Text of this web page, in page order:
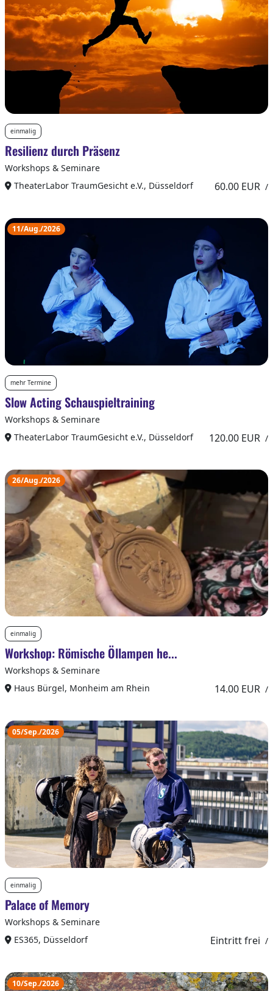
einmalig
Resilienz durch Präsenz
Workshops & Seminare
TheaterLabor TraumGesicht e.V., Düsseldorf
60.00 EUR /
11/Aug./2026
mehr Termine
Slow Acting Schauspieltraining
Workshops & Seminare
TheaterLabor TraumGesicht e.V., Düsseldorf
120.00 EUR /
26/Aug./2026
einmalig
Workshop: Römische Öllampen he...
Workshops & Seminare
Haus Bürgel, Monheim am Rhein
14.00 EUR /
05/Sep./2026
einmalig
Palace of Memory
Workshops & Seminare
ES365, Düsseldorf
Eintritt frei /
10/Sep./2026